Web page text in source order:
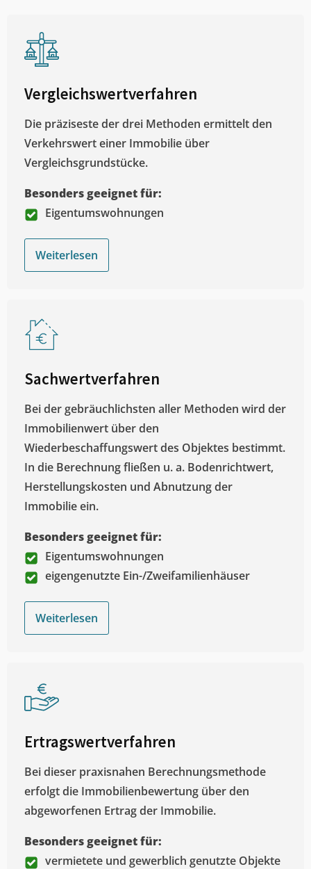
Vergleichswertverfahren
Die präziseste der drei Methoden ermittelt den
Verkehrswert einer Immobilie über
Vergleichsgrundstücke.
Besonders geeignet für:
Eigentumswohnungen
Weiterlesen
Sachwertverfahren
Bei der gebräuchlichsten aller Methoden wird der
Immobilienwert über den
Wiederbeschaffungswert des Objektes bestimmt.
In die Berechnung fließen u. a. Bodenrichtwert,
Herstellungskosten und Abnutzung der
Immobilie ein.
Besonders geeignet für:
Eigentumswohnungen
eigengenutzte Ein-/Zweifamilienhäuser
Weiterlesen
Ertragswertverfahren
Bei dieser praxisnahen Berechnungsmethode
erfolgt die Immobilienbewertung über den
abgeworfenen Ertrag der Immobilie.
Besonders geeignet für:
vermietete und gewerblich genutzte Objekte